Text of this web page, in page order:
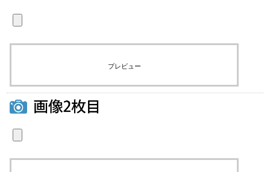
プレビュー